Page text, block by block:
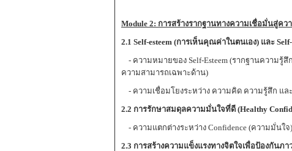
Module 2: การสร้างรากฐานทางความเชื่อมั่นสู่คว
2.1 Self-esteem (การเห็นคุณค่าในตนเอง) และ
- ความหมายของ Self-Esteem (รากฐานความรู้
ความสามารถเฉพาะด้าน)
- ความเชื่อมโยงระหว่าง ความคิด ความรู้สึก แ
2.2 การรักษาสมดุลความมั่นใจที่ดี (Healthy
- ความแตกต่างระหว่าง Confidence (ความมั่นใจ
2.3 การสร้างความแข็งแรงทางจิตใจเพื่อป้องกันภ